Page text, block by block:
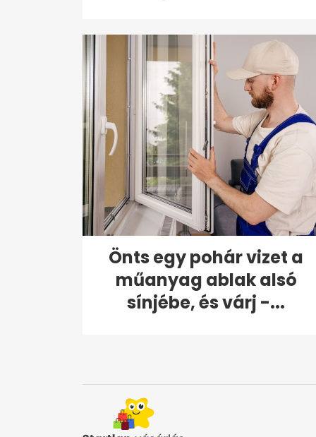
Önts egy pohár vizet a
műanyag ablak alsó
sínjébe, és várj -...